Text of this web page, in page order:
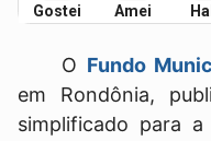
Gostei Amei
O Fundo
em Rondônia,
simplificado para